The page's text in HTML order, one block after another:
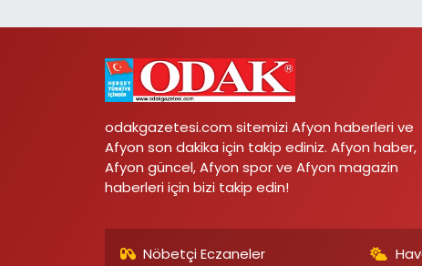
odakgazetesi.com sitemizi Afyon haberleri ve
Afyon son dakika için takip ediniz. Afyon haber,
Afyon güncel, Afyon spor ve Afyon magazin
haberleri için bizi takip edin!
Nöbetçi Eczaneler